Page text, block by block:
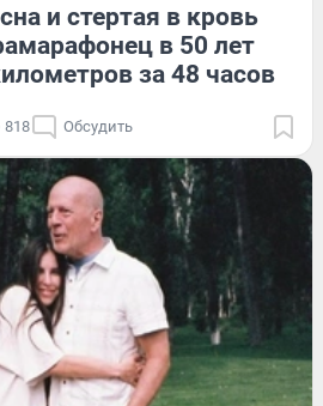
и стертая в кровь
в 50 лет
за 48 часов
818 Обсудить